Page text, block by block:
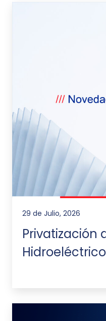
29 de Julio, 2026
Privatización